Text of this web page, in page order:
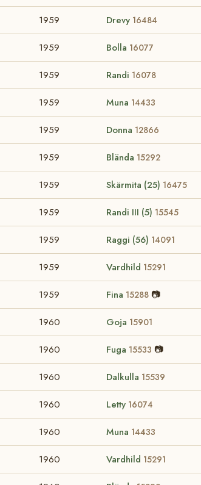
1959 Drevy 16484
1959 Bolla 16077
1959 Randi 16078
1959 Muna 14433
1959 Donna 12866
1959 Blända 15292
1959 Skärmita (25) 16475
1959 Randi III (5) 15545
1959 Raggi (56) 14091
1959 Vardhild 15291
1959 Fina 15288 📷
1960 Goja 15901
1960 Fuga 15533 📷
1960 Dalkulla 15539
1960 Letty 16074
1960 Muna 14433
1960 Vardhild 15291